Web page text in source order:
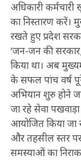
अधिकारी
का निस्तारण करें।
रखते हुए प्रदेश
‘जन-जन की
किया था। अब
के सफल पांच वर्ष
अभियान शुरु होने
जा रहे सेवा
आयोजित किया जा
और तहसील स्तर
समस्याओं का